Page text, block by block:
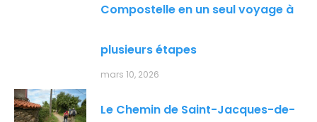
Compostelle en un seul voyage à
plusieurs étapes
mars 10, 2026
Le Chemin de Saint-Jacques-de-